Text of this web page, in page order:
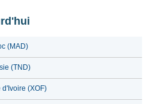
(MAD)
(TND)
(XOF)